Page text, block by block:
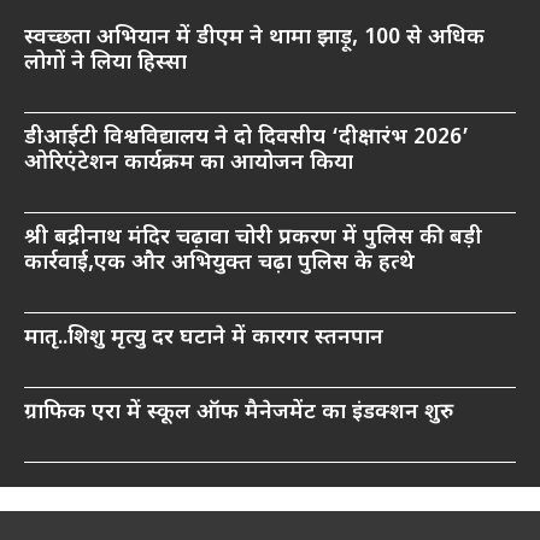
स्वच्छता अभियान में डीएम ने थामा झाड़ू, 100 से अधिक
लोगों ने लिया हिस्सा
डीआईटी विश्वविद्यालय ने दो दिवसीय ‘दीक्षारंभ 2026’
ओरिएंटेशन कार्यक्रम का आयोजन किया
श्री बद्रीनाथ मंदिर चढ़ावा चोरी प्रकरण में पुलिस की बड़ी
कार्रवाई,एक और अभियुक्त चढ़ा पुलिस के हत्थे
मातृ..शिशु मृत्यु दर घटाने में कारगर स्तनपान
ग्राफिक एरा में स्कूल ऑफ मैनेजमेंट का इंडक्शन शुरु